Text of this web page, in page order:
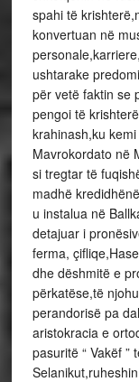
spahi të
konvertuan në
ushtarake
për vetë faktin se
pengoi të
krahinash,ku
Mavrokordato në
si tregtar të
madhë
u instalua në
detajuar i
ferma,
dhe dëshmitë e
përkatëse,të
perandorisë pa
aristokracia e
pasuritë “ Vakëf